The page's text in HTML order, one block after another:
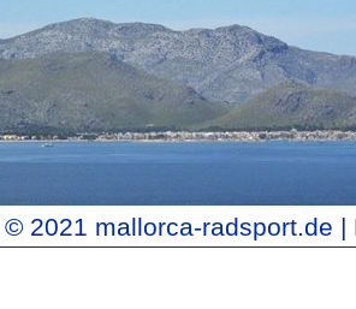
© 2021 mallorca-radsport.de |